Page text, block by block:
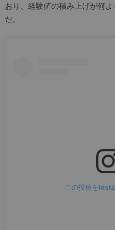
おり、経験値の積み上げが何
だ。
この投稿を